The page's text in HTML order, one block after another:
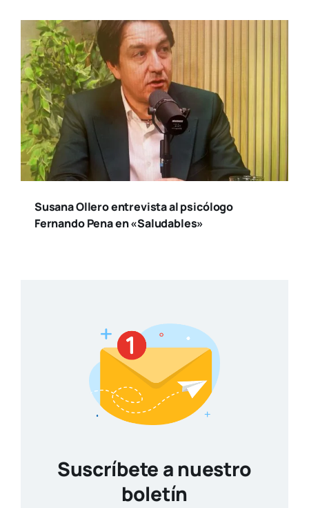
Susana Ollero entrevista al psicólogo
Fernando Pena en «Saludables»
Suscríbete a nuestro
boletín